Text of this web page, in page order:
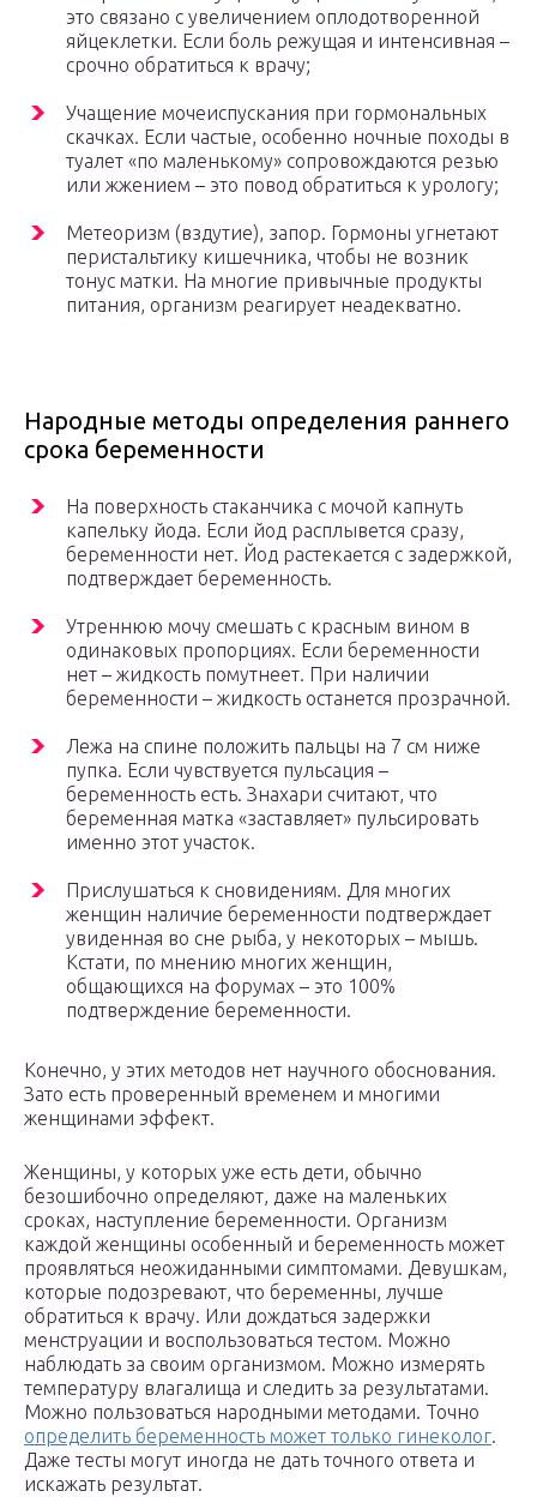
это связано с увеличением оплодотворенной
яйцеклетки. Если боль режущая и интенсивная –
срочно обратиться к врачу;
Учащение мочеиспускания при гормональных
скачках. Если частые, особенно ночные походы в
туалет «по маленькому» сопровождаются резью
или жжением – это повод обратиться к урологу;
Метеоризм (вздутие), запор. Гормоны угнетают
перистальтику кишечника, чтобы не возник
тонус матки. На многие привычные продукты
питания, организм реагирует неадекватно.
Народные методы определения раннего
срока беременности
На поверхность стаканчика с мочой капнуть
капельку йода. Если йод расплывется сразу,
беременности нет. Йод растекается с задержкой,
подтверждает беременность.
Утреннюю мочу смешать с красным вином в
одинаковых пропорциях. Если беременности
нет – жидкость помутнеет. При наличии
беременности – жидкость останется прозрачной.
Лежа на спине положить пальцы на 7 см ниже
пупка. Если чувствуется пульсация –
беременность есть. Знахари считают, что
беременная матка «заставляет» пульсировать
именно этот участок.
Прислушаться к сновидениям. Для многих
женщин наличие беременности подтверждает
увиденная во сне рыба, у некоторых – мышь.
Кстати, по мнению многих женщин,
общающихся на форумах – это 100%
подтверждение беременности.
Конечно, у этих методов нет научного обоснования.
Зато есть проверенный временем и многими
женщинами эффект.
Женщины, у которых уже есть дети, обычно
безошибочно определяют, даже на маленьких
сроках, наступление беременности. Организм
каждой женщины особенный и беременность может
проявляться неожиданными симптомами. Девушкам,
которые подозревают, что беременны, лучше
обратиться к врачу. Или дождаться задержки
менструации и воспользоваться тестом. Можно
наблюдать за своим организмом. Можно измерять
температуру влагалища и следить за результатами.
Можно пользоваться народными методами. Точно
определить беременность может только гинеколог.
Даже тесты могут иногда не дать точного ответа и
искажать результат.